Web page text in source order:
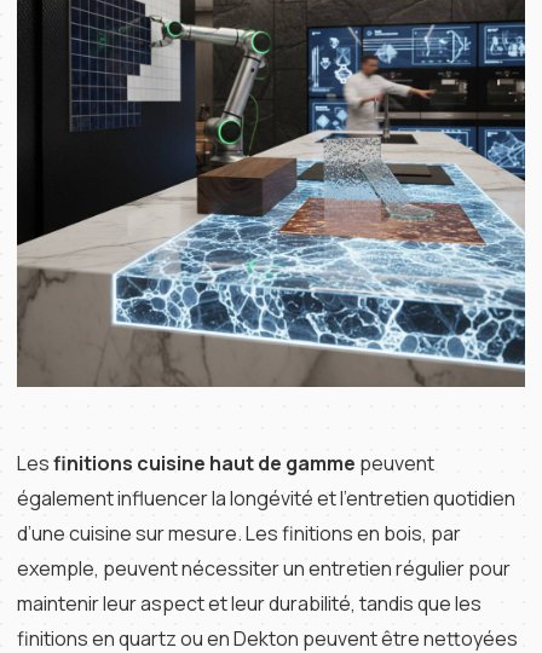
Lesfinitions cuisine haut de gamme peuvent
également influencer la longévité et l’entretien quotidien
d’une cuisine sur mesure. Les finitions en bois, par
exemple, peuvent nécessiter un entretien régulier pour
maintenir leur aspect et leur durabilité, tandis que les
finitions en quartz ou en Dekton peuvent être nettoyées